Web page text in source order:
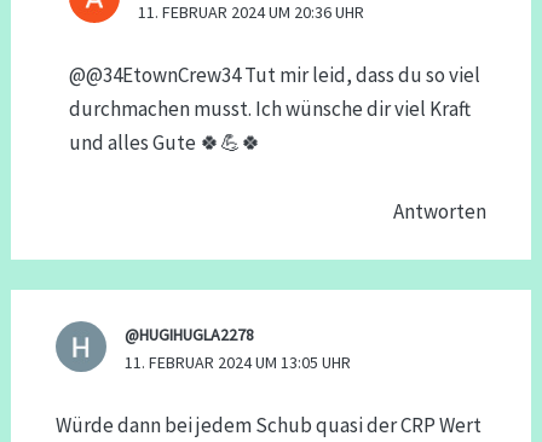
11. FEBRUAR 2024 UM 20:36 UHR
@@34EtownCrew34 Tut mir leid, dass du so viel
durchmachen musst. Ich wünsche dir viel Kraft
und alles Gute 🍀💪🍀
Antworten
@HUGIHUGLA2278
11. FEBRUAR 2024 UM 13:05 UHR
Würde dann bei jedem Schub quasi der CRP Wert